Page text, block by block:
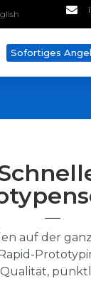
Sofortiges
auf der